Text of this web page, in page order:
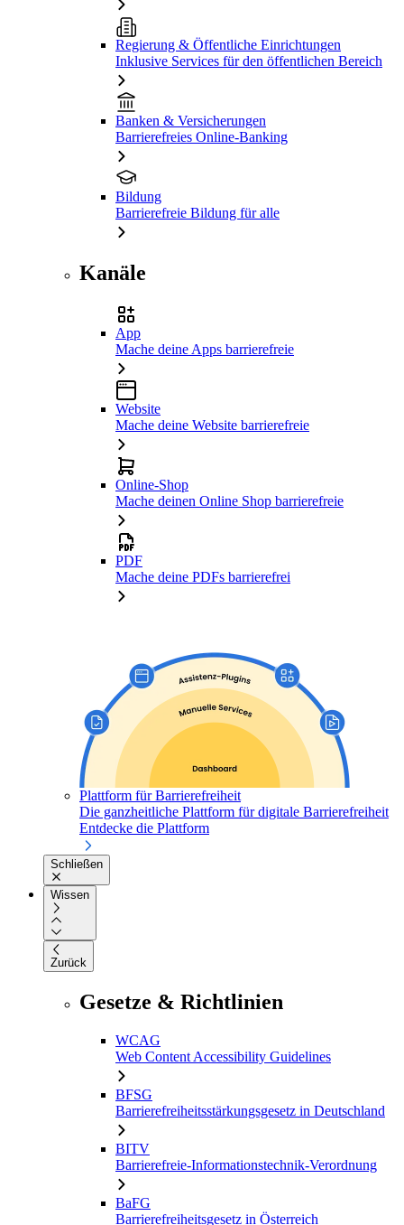
Regierung & Öffentliche Einrichtungen
Inklusive Services für den öffentlichen Bereich
Banken & Versicherungen
Barrierefreies Online-Banking
Bildung
Barrierefreie Bildung für alle
Kanäle
App
Mache deine Apps barrierefreie
Website
Mache deine Website barrierefreie
Online-Shop
Mache deinen Online Shop barrierefreie
PDF
Mache deine PDFs barrierefrei
Plattform für Barrierefreiheit
Die ganzheitliche Plattform für digitale Barrierefreiheit
Entdecke die Plattform
Schließen
Wissen
Zurück
Gesetze & Richtlinien
WCAG
Web Content Accessibility Guidelines
BFSG
Barrierefreiheitsstärkungsgesetz in Deutschland
BITV
Barrierefreie-Informationstechnik-Verordnung
BaFG
Barrierefreiheitsgesetz in Österreich